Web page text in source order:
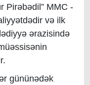
Pirəbədil” MMC -
və ilk
ərazisində
gününədək